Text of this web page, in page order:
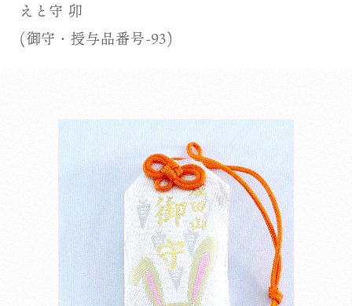
えと守 卯
(御守・授与品番号-93)